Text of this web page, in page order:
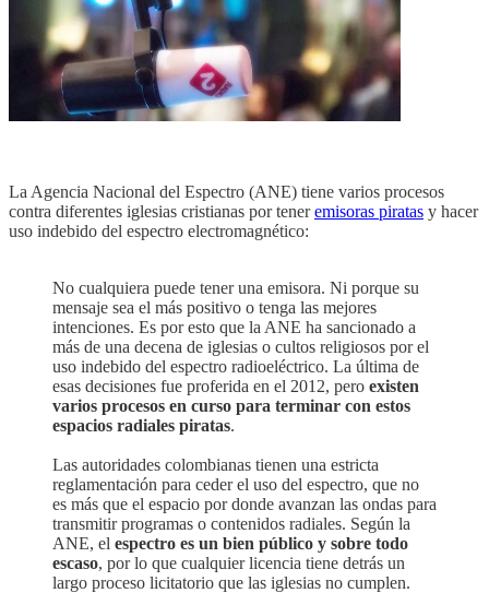
La Agencia Nacional del Espectro (ANE) tiene varios procesos
contra diferentes iglesias cristianas por teneremisoras piratas y hacer
uso indebido del espectro electromagnético:
No cualquiera puede tener una emisora. Ni porque su
mensaje sea el más positivo o tenga las mejores
intenciones. Es por esto que la ANE ha sancionado a
más de una decena de iglesias o cultos religiosos por el
uso indebido del espectro radioeléctrico. La última de
esas decisiones fue proferida en el 2012, pero existen
varios procesos en curso para terminar con estos
espacios radiales piratas.
Las autoridades colombianas tienen una estricta
reglamentación para ceder el uso del espectro, que no
es más que el espacio por donde avanzan las ondas para
transmitir programas o contenidos radiales. Según la
ANE, el espectro es un bien público y sobre todo
escaso, por lo que cualquier licencia tiene detrás un
largo proceso licitatorio que las iglesias no cumplen.